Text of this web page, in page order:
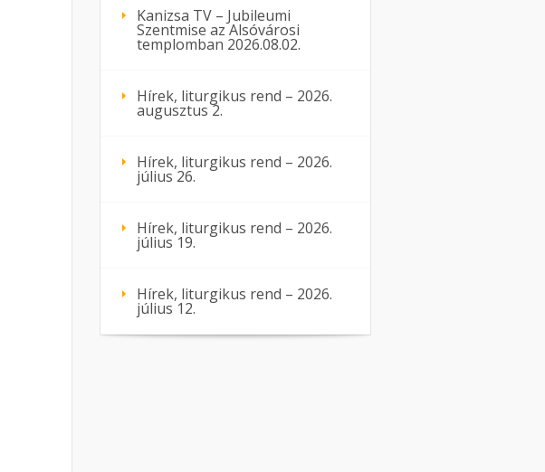
Kanizsa TV – Jubileumi
Szentmise az Alsóvárosi
templomban 2026.08.02.
Hírek, liturgikus rend – 2026.
augusztus 2.
Hírek, liturgikus rend – 2026.
július 26.
Hírek, liturgikus rend – 2026.
július 19.
Hírek, liturgikus rend – 2026.
július 12.